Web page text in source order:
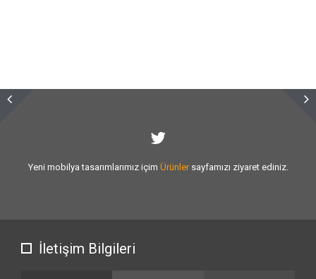
Sizlere vermiş olduğumuzhizmet kalitesiniartırmak için var gücümüzle
İletişim Bilgileri